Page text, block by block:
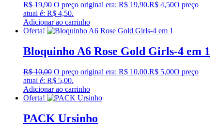
R$19,90 O preço original era: R$ 19,90.R$ 4,50O preço
atual é: R$ 4,50.
Adicionar ao carrinho
Oferta!
Bloquinho A6 Rose Gold Girls-4 em 1
R$10,00 O preço original era: R$ 10,00.R$ 5,00O preço
atual é: R$ 5,00.
Adicionar ao carrinho
Oferta!
PACK Ursinho